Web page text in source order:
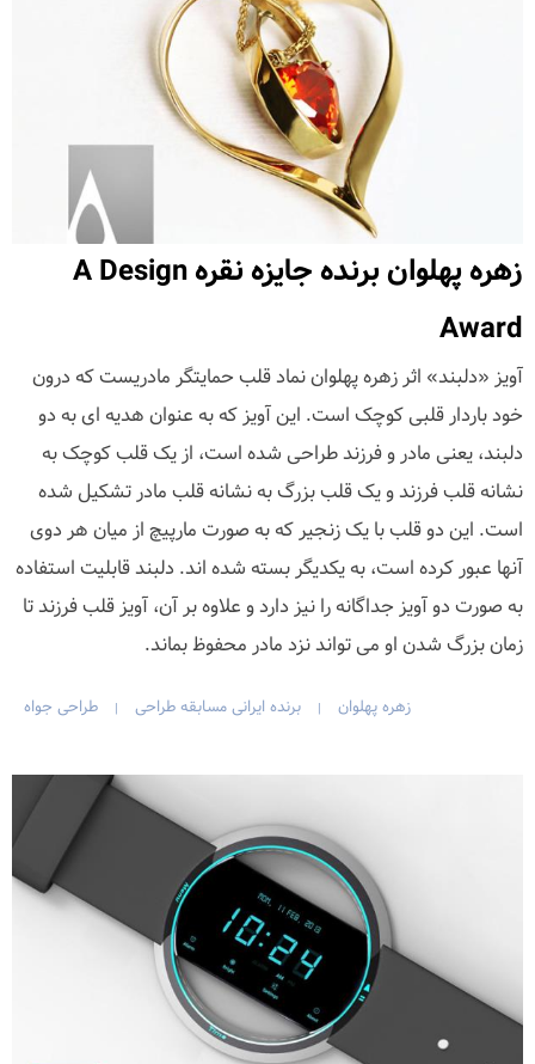
زهره پهلوان برنده جایزه نقره A Design
Award
آویز «دلبند» اثر زهره پهلوان نماد قلب حمایتگر مادریست که درون
خود باردار قلبی کوچک است. این آویز که به عنوان هدیه ای به دو
دلبند، یعنی مادر و فرزند طراحی شده است، از یک قلب کوچک به
نشانه قلب فرزند و یک قلب بزرگ به نشانه قلب مادر تشکیل شده
است. این دو قلب با یک زنجیر که به صورت مارپیچ از میان هر دوی
آنها عبور کرده است، به یکدیگر بسته شده اند. دلبند قابلیت استفاده
به صورت دو آویز جداگانه را نیز دارد و علاوه بر آن، آویز قلب فرزند تا
زمان بزرگ شدن او می تواند نزد مادر محفوظ بماند.
زهره پهلوان | برنده ایرانی مسابقه طراحی | طراحی جواه